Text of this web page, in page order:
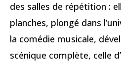
des salles de répétition :
planches, plongé dans
la comédie musicale,
scénique complète, celle